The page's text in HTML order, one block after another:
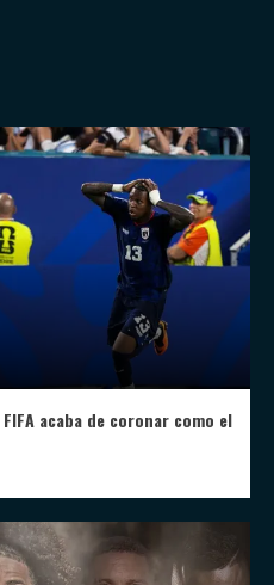
acaba de coronar como el